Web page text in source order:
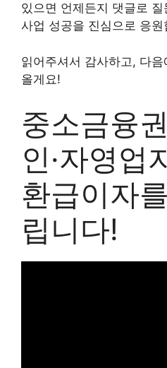
있으면 언제든지 댓글로
사업 성공을 진심으로 응원
읽어주셔서 감사하고, 다
올게요!
중소금융
인·자영업
환급이자
립니다!